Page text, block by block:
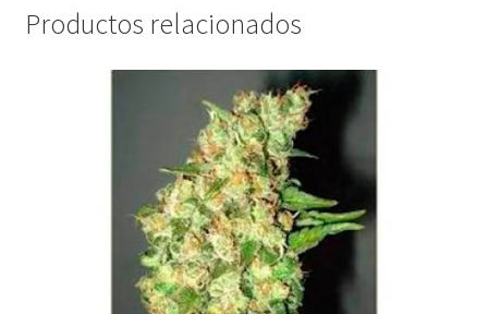
Productos relacionados